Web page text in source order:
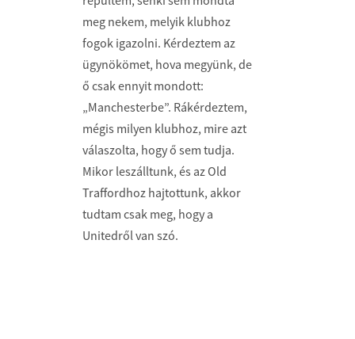
meg nekem, melyik klubhoz
fogok igazolni. Kérdeztem az
ügynökömet, hova megyünk, de
ő csak ennyit mondott:
„Manchesterbe”. Rákérdeztem,
mégis milyen klubhoz, mire azt
válaszolta, hogy ő sem tudja.
Mikor leszálltunk, és az Old
Traffordhoz hajtottunk, akkor
tudtam csak meg, hogy a
Unitedről van szó.